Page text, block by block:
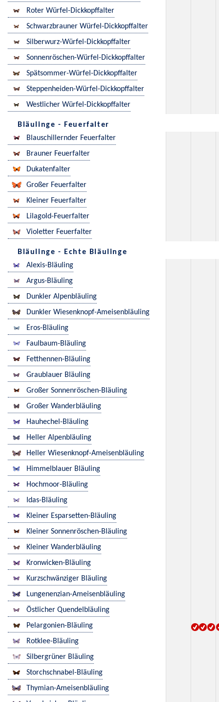
Roter Würfel-Dickkopffalter
Schwarzbrauner Würfel-Dickkopffalter
Silberwurz-Würfel-Dickkopffalter
Sonnenröschen-Würfel-Dickkopffalter
Spätsommer-Würfel-Dickkopffalter
Steppenheiden-Würfel-Dickkopffalter
Westlicher Würfel-Dickkopffalter
Bläulinge - Feuerfalter
Blauschillernder Feuerfalter
Brauner Feuerfalter
Dukatenfalter
Großer Feuerfalter
Kleiner Feuerfalter
Lilagold-Feuerfalter
Violetter Feuerfalter
Bläulinge - Echte Bläulinge
Alexis-Bläuling
Argus-Bläuling
Dunkler Alpenbläuling
Dunkler Wiesenknopf-Ameisenbläuling
Eros-Bläuling
Faulbaum-Bläuling
Fetthennen-Bläuling
Graublauer Bläuling
Großer Sonnenröschen-Bläuling
Großer Wanderbläuling
Hauhechel-Bläuling
Heller Alpenbläuling
Heller Wiesenknopf-Ameisenbläuling
Himmelblauer Bläuling
Hochmoor-Bläuling
Idas-Bläuling
Kleiner Esparsetten-Bläuling
Kleiner Sonnenröschen-Bläuling
Kleiner Wanderbläuling
Kronwicken-Bläuling
Kurzschwänziger Bläuling
Lungenenzian-Ameisenbläuling
Östlicher Quendelbläuling
Pelargonien-Bläuling
Rotklee-Bläuling
Silbergrüner Bläuling
Storchschnabel-Bläuling
Thymian-Ameisenbläuling